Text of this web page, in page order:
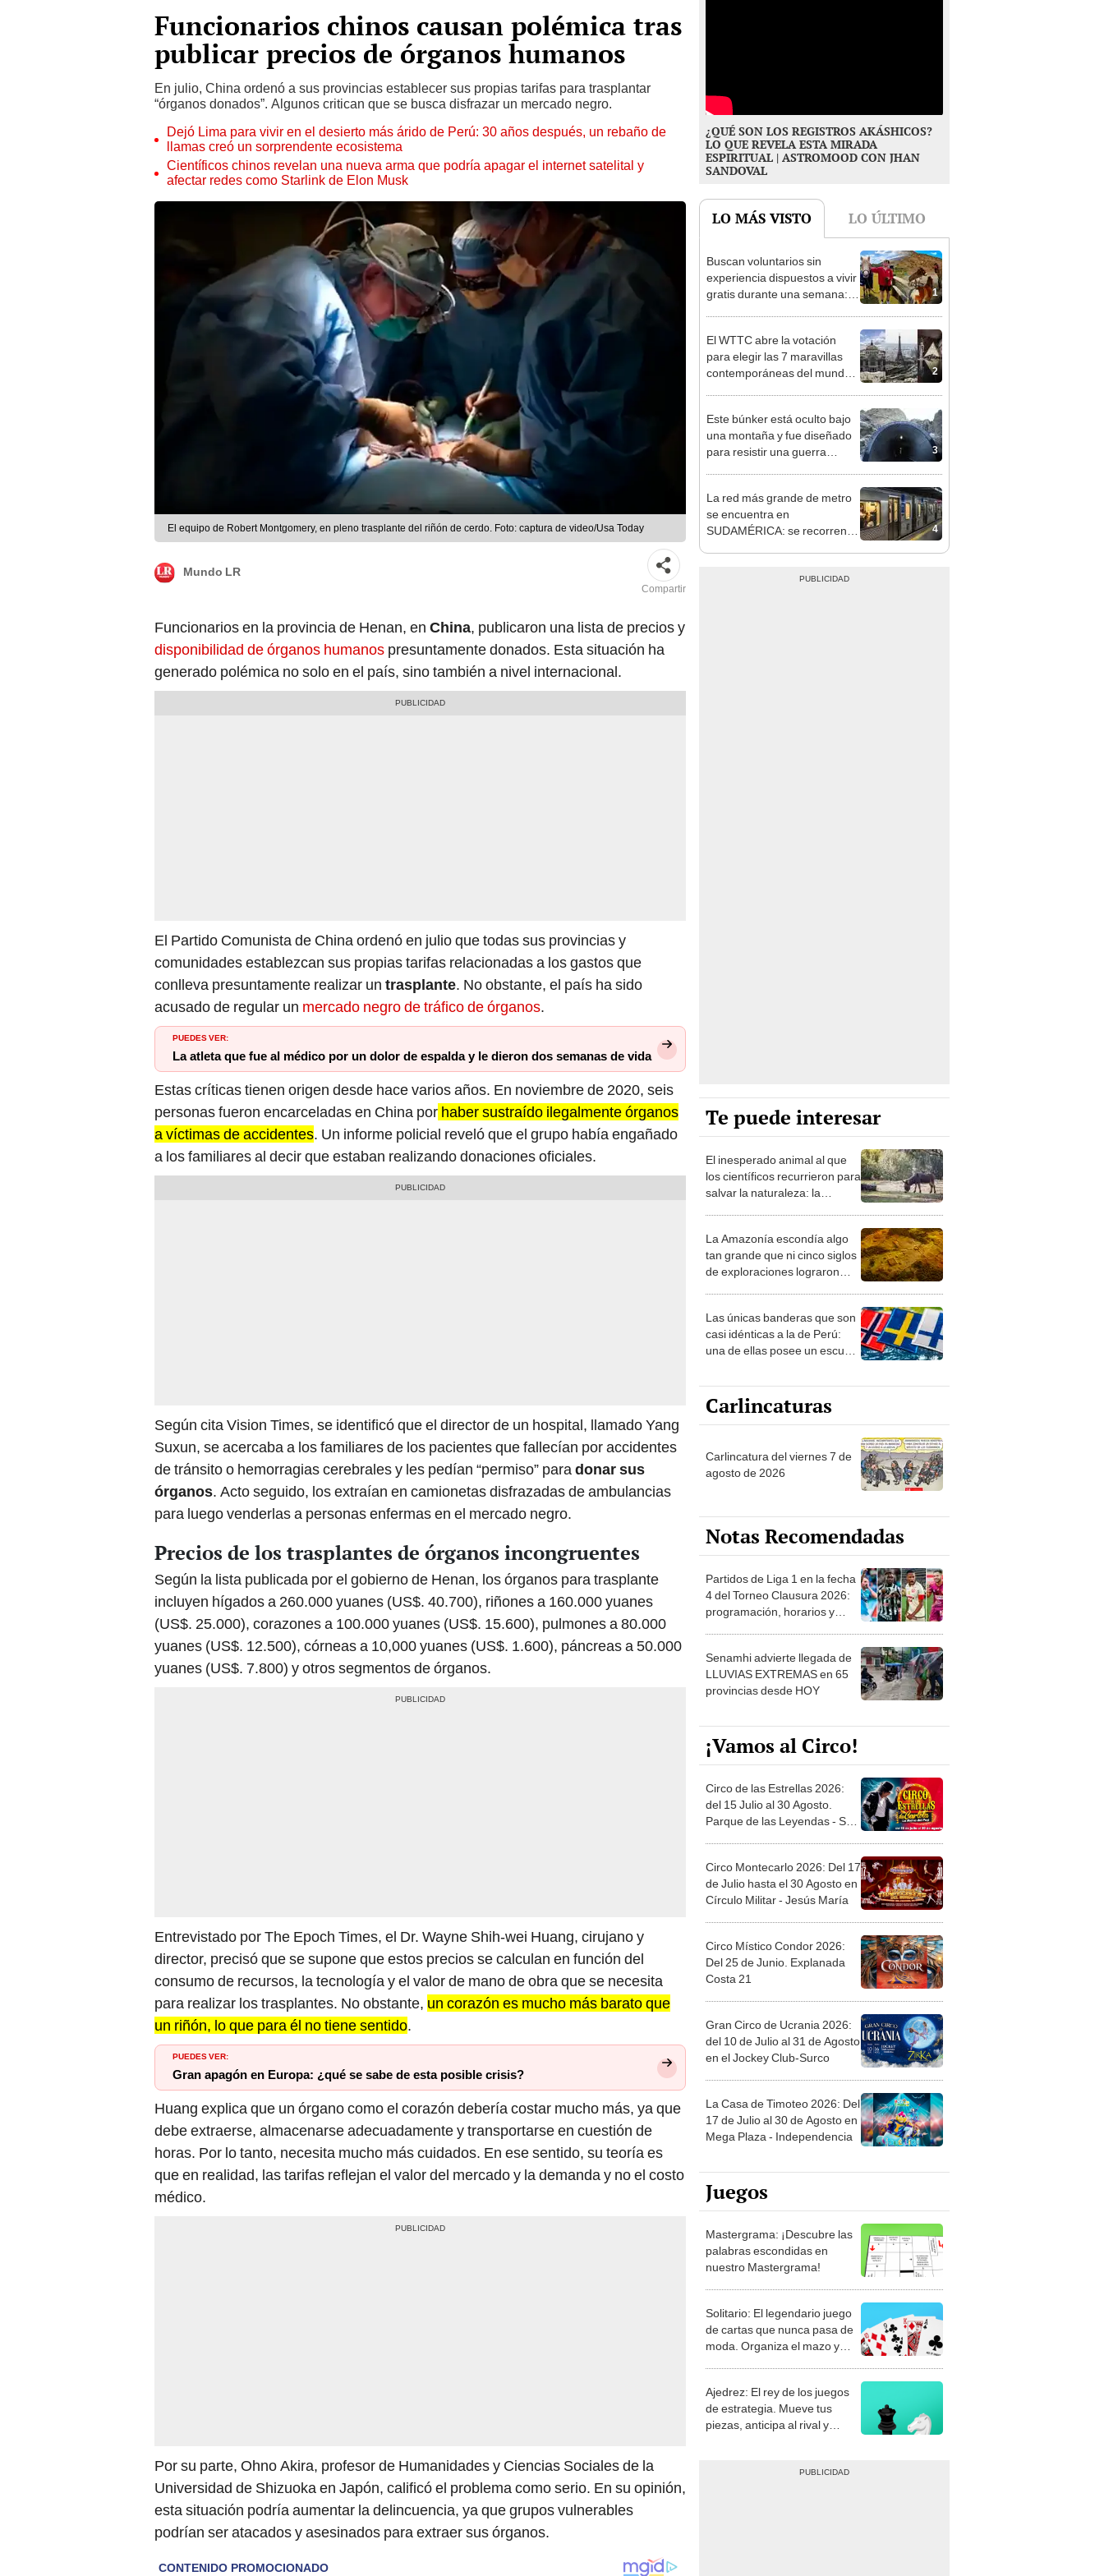
Funcionarios chinos causan polémica tras
publicar precios de órganos humanos
En julio, China ordenó a sus provincias establecer sus propias tarifas para trasplantar
“órganos donados”. Algunos critican que se busca disfrazar un mercado negro.
Dejó Lima para vivir en el desierto más árido de Perú: 30 años después, un rebaño de
llamas creó un sorprendente ecosistema
Científicos chinos revelan una nueva arma que podría apagar el internet satelital y
afectar redes como Starlink de Elon Musk
El equipo de Robert Montgomery, en pleno trasplante del riñón de cerdo. Foto: captura de video/Usa Today
Mundo LR
Compartir
Funcionarios en la provincia de Henan, en China, publicaron una lista de precios y
disponibilidad de órganos humanos presuntamente donados. Esta situación ha
generado polémica no solo en el país, sino también a nivel internacional.
El Partido Comunista de China ordenó en julio que todas sus provincias y
comunidades establezcan sus propias tarifas relacionadas a los gastos que
conlleva presuntamente realizar un trasplante. No obstante, el país ha sido
acusado de regular un mercado negro de tráfico de órganos.
PUEDES VER:
La atleta que fue al médico por un dolor de espalda y le dieron dos semanas de vida
Estas críticas tienen origen desde hace varios años. En noviembre de 2020, seis
personas fueron encarceladas en China por haber sustraído ilegalmente órganos
a víctimas de accidentes. Un informe policial reveló que el grupo había engañado
a los familiares al decir que estaban realizando donaciones oficiales.
Según cita Vision Times, se identificó que el director de un hospital, llamado Yang
Suxun, se acercaba a los familiares de los pacientes que fallecían por accidentes
de tránsito o hemorragias cerebrales y les pedían “permiso” paradonar sus
órganos. Acto seguido, los extraían en camionetas disfrazadas de ambulancias
para luego venderlas a personas enfermas en el mercado negro.
Precios de los trasplantes de órganos incongruentes
Según la lista publicada por el gobierno de Henan, los órganos para trasplante
incluyen hígados a 260.000 yuanes (US$. 40.700), riñones a 160.000 yuanes
(US$. 25.000), corazones a 100.000 yuanes (US$. 15.600), pulmones a 80.000
yuanes (US$. 12.500), córneas a 10,000 yuanes (US$. 1.600), páncreas a 50.000
yuanes (US$. 7.800) y otros segmentos de órganos.
Entrevistado por The Epoch Times, el Dr. Wayne Shih-wei Huang, cirujano y
director, precisó que se supone que estos precios se calculan en función del
consumo de recursos, la tecnología y el valor de mano de obra que se necesita
para realizar los trasplantes. No obstante, un corazón es mucho más barato que
un riñón, lo que para él no tiene sentido.
PUEDES VER:
Gran apagón en Europa: ¿qué se sabe de esta posible crisis?
Huang explica que un órgano como el corazón debería costar mucho más, ya que
debe extraerse, almacenarse adecuadamente y transportarse en cuestión de
horas. Por lo tanto, necesita mucho más cuidados. En ese sentido, su teoría es
que en realidad, las tarifas reflejan el valor del mercado y la demanda y no el costo
médico.
Por su parte, Ohno Akira, profesor de Humanidades y Ciencias Sociales de la
Universidad de Shizuoka en Japón, calificó el problema como serio. En su opinión,
esta situación podría aumentar la delincuencia, ya que grupos vulnerables
podrían ser atacados y asesinados para extraer sus órganos.
¿QUÉ SON LOS REGISTROS AKÁSHICOS?
LO QUE REVELA ESTA MIRADA
ESPIRITUAL | ASTROMOOD CON JHAN
SANDOVAL
LO MÁS VISTO LO ÚLTIMO
1
Buscan voluntarios sin
experiencia dispuestos a vivir
gratis durante una semana:
un refugio por 2 horas
2
El WTTC abre la votación
para elegir las 7 maravillas
contemporáneas del mundo:
3
Este búnker está oculto bajo
una montaña y fue diseñado
para resistir una guerra
4
La red más grande de metro
se encuentra en
SUDAMÉRICA: se recorren
Te puede interesar
El inesperado animal al que
los científicos recurrieron para
salvar la naturaleza: la
desierto en un paisaje con
más vida
La Amazonía escondía algo
tan grande que ni cinco siglos
de exploraciones lograron
sabía sobre su pasado
Las únicas banderas que son
casi idénticas a la de Perú:
una de ellas posee un escudo
Carlincaturas
Carlincatura del viernes 7 de
agosto de 2026
Notas Recomendadas
Partidos de Liga 1 en la fecha
4 del Torneo Clausura 2026:
programación, horarios y
Senamhi advierte llegada de
LLUVIAS EXTREMAS en 65
provincias desde HOY
¡Vamos al Circo!
Circo de las Estrellas 2026:
del 15 Julio al 30 Agosto.
Parque de las Leyendas - San
Circo Montecarlo 2026: Del 17
de Julio hasta el 30 Agosto en
Círculo Militar - Jesús María
Circo Místico Condor 2026:
Del 25 de Junio. Explanada
Costa 21
Gran Circo de Ucrania 2026:
del 10 de Julio al 31 de Agosto
en el Jockey Club-Surco
La Casa de Timoteo 2026: Del
17 de Julio al 30 de Agosto en
Mega Plaza - Independencia
Juegos
Mastergrama: ¡Descubre las
palabras escondidas en
nuestro Mastergrama!
Solitario: El legendario juego
de cartas que nunca pasa de
moda. Organiza el mazo y
Ajedrez: El rey de los juegos
de estrategia. Mueve tus
piezas, anticipa al rival y